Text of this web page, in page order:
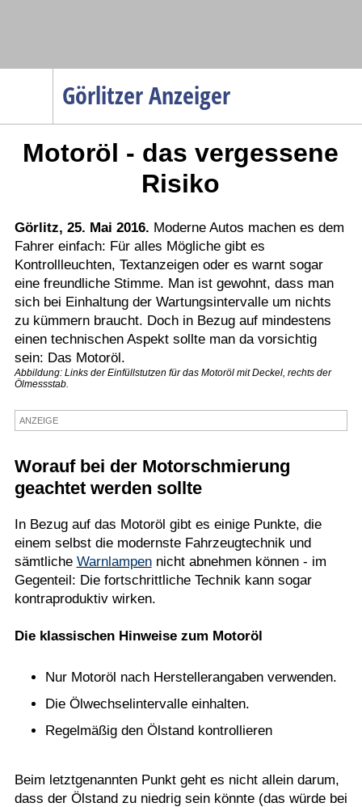
Görlitzer Anzeiger
Menüpunkte
Politik
Wirtschaft
Service
Verkehr
Gesundheit
Sport
Termine
Kostenlos
Motoröl - das vergessene
Risiko
Görlitz, 25. Mai 2016. Moderne Autos machen es dem
Fahrer einfach: Für alles Mögliche gibt es
Kontrollleuchten, Textanzeigen oder es warnt sogar
eine freundliche Stimme. Man ist gewohnt, dass man
sich bei Einhaltung der Wartungsintervalle um nichts
zu kümmern braucht. Doch in Bezug auf mindestens
einen technischen Aspekt sollte man da vorsichtig
sein: Das Motoröl.
Abbildung: Links der Einfüllstutzen für das Motoröl mit Deckel, rechts der
Ölmessstab.
ANZEIGE
Worauf bei der Motorschmierung
geachtet werden sollte
In Bezug auf das Motoröl gibt es einige Punkte, die
einem selbst die modernste Fahrzeugtechnik und
sämtliche Warnlampennicht abnehmen können - im
Gegenteil: Die fortschrittliche Technik kann sogar
kontraproduktiv wirken.
Die klassischen Hinweise zum Motoröl
Nur Motoröl nach Herstellerangaben verwenden.
Die Ölwechselintervalle einhalten.
Regelmäßig den Ölstand kontrollieren
Beim letztgenannten Punkt geht es nicht allein darum,
dass der Ölstand zu niedrig sein könnte (das würde bei